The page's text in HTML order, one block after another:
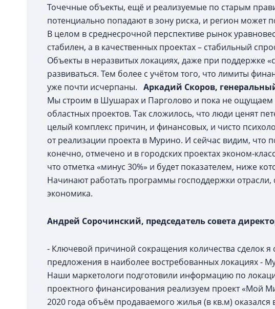
Точечные объекты, ещё и реализуемые по старым
потенциально попадают в зону риска, и регион может
В целом в среднесрочной перспективе рынок
стабилен, а в качественных проектах – стабильный
Объекты в неразвитых локациях, даже при поддержке
развиваться. Тем более с учётом того, что лимиты
уже почти исчерпаны. Аркадий Скоров,
Мы строим в Шушарах и Парголово и пока не ощущаем
областных проектов. Так сложилось, что люди ценят
целый комплекс причин, и финансовых, и чисто
от реализации проекта в Мурино. И сейчас видим, что
конечно, отмечено и в городских проектах эконом-
что отметка «минус 30%» и будет показателем, ниже
Начинают работать программы господдержки отрасли,
экономика.
Андрей Сорочинский, председатель совета
- Ключевой причиной сокращения количества сделок
предложения в наиболее востребованных локациях -
Наши маркетологи подготовили информацию по
проектного финансирования реализуем проект «Мой
2020 года объём продаваемого жилья (в кв.м)